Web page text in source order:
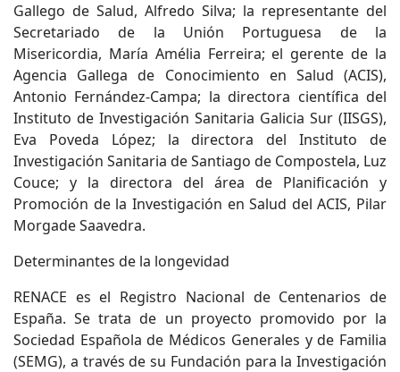
Gallego de Salud, Alfredo Silva; la representante del
Secretariado de la Unión Portuguesa de la
Misericordia, María Amélia Ferreira; el gerente de la
Agencia Gallega de Conocimiento en Salud (ACIS),
Antonio Fernández-Campa; la directora científica del
Instituto de Investigación Sanitaria Galicia Sur (IISGS),
Eva Poveda López; la directora del Instituto de
Investigación Sanitaria de Santiago de Compostela, Luz
Couce; y la directora del área de Planificación y
Promoción de la Investigación en Salud del ACIS, Pilar
Morgade Saavedra.
Determinantes de la longevidad
RENACE es el Registro Nacional de Centenarios de
España. Se trata de un proyecto promovido por la
Sociedad Española de Médicos Generales y de Familia
(SEMG), a través de su Fundación para la Investigación